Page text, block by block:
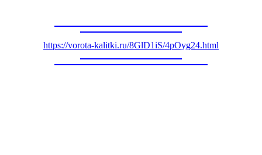
https://vorota-kalitki.ru/8GlD1iS/4pOyg24.html